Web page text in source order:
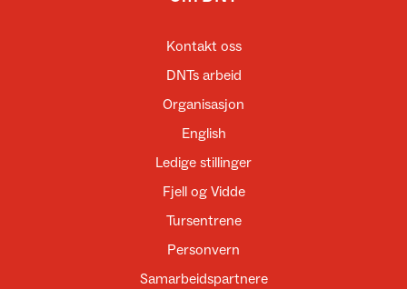
Kontakt oss
DNTs arbeid
Organisasjon
English
Ledige stillinger
Fjell og Vidde
Tursentrene
Personvern
Samarbeidspartnere